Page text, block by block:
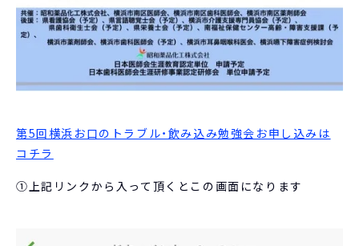
第5回横浜お口のトラブル・飲み込み勉強会お申し込みは
コチラ
①上記リンクから入って頂くとこの画面になります